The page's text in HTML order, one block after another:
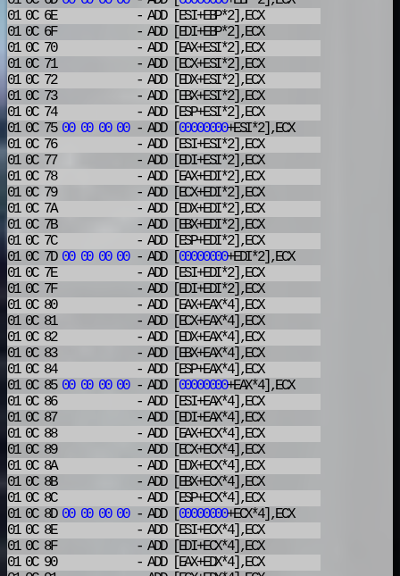
01 0C 6E
- ADD[ESI+EBP*2],ECX
01 0C 6F
- ADD[EDI+EBP*2],ECX
01 0C 70
- ADD[EAX+ESI*2],ECX
01 0C 71
- ADD[ECX+ESI*2],ECX
01 0C 72
- ADD[EDX+ESI*2],ECX
01 0C 73
- ADD[EBX+ESI*2],ECX
01 0C 74
- ADD[ESP+ESI*2],ECX
01 0C 75 00 00 00 00- ADD[ 00000000+ESI*2],ECX
01 0C 76
- ADD[ESI+ESI*2],ECX
01 0C 77
- ADD[EDI+ESI*2],ECX
01 0C 78
- ADD[EAX+EDI*2],ECX
01 0C 79
- ADD[ECX+EDI*2],ECX
01 0C 7A
- ADD[EDX+EDI*2],ECX
01 0C 7B
- ADD[EBX+EDI*2],ECX
01 0C 7C
- ADD[ESP+EDI*2],ECX
01 0C 7D 00 00 00 00- ADD[ 00000000+EDI*2],ECX
01 0C 7E
- ADD[ESI+EDI*2],ECX
01 0C 7F
- ADD[EDI+EDI*2],ECX
01 0C 80
- ADD[EAX+EAX*4],ECX
01 0C 81
- ADD[ECX+EAX*4],ECX
01 0C 82
- ADD[EDX+EAX*4],ECX
01 0C 83
- ADD[EBX+EAX*4],ECX
01 0C 84
- ADD[ESP+EAX*4],ECX
01 0C 85 00 00 00 00- ADD[ 00000000+EAX*4],ECX
01 0C 86
- ADD[ESI+EAX*4],ECX
01 0C 87
- ADD[EDI+EAX*4],ECX
01 0C 88
- ADD[EAX+ECX*4],ECX
01 0C 89
- ADD[ECX+ECX*4],ECX
01 0C 8A
- ADD[EDX+ECX*4],ECX
01 0C 8B
- ADD[EBX+ECX*4],ECX
01 0C 8C
- ADD[ESP+ECX*4],ECX
01 0C 8D 00 00 00 00- ADD[ 00000000+ECX*4],ECX
01 0C 8E
- ADD[ESI+ECX*4],ECX
01 0C 8F
- ADD[EDI+ECX*4],ECX
01 0C 90
- ADD[EAX+EDX*4],ECX